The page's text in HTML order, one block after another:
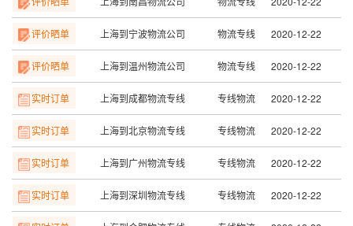
评价晒单 上海到宁波物流公司 物流专线 2020-12-22
评价晒单 上海到温州物流公司 物流专线 2020-12-22
实时订单 上海到成都物流专线 专线物流 2020-12-22
实时订单 上海到北京物流专线 专线物流 2020-12-22
实时订单 上海到广州物流专线 专线物流 2020-12-22
实时订单 上海到深圳物流专线 专线物流 2020-12-22
实时订单 上海到合肥物流专线 专线物流 2020-12-22